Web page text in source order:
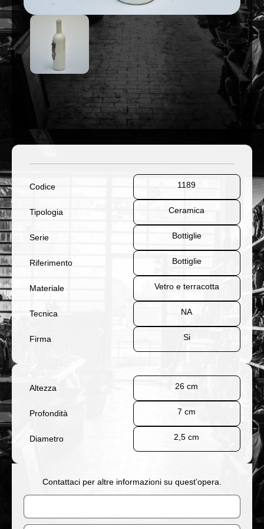
Codice 1189
Tipologia Ceramica
Serie Bottiglie
Riferimento Bottiglie
Materiale Vetro e terracotta
Tecnica NA
Firma Si
Altezza 26 cm
Profondità 7 cm
Diametro 2,5 cm
Contattaci per altre informazioni su quest’opera.
Nome